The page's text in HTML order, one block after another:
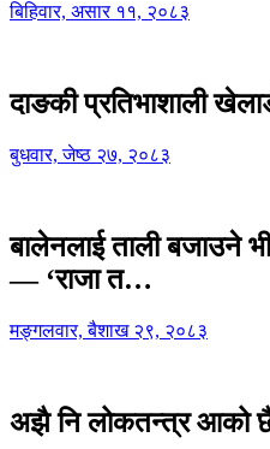
बिहिवार, असार ११, २०८३
दाङकी प्रतिभाशाली
बुधवार, जेष्ठ २७, २०८३
बालेनलाई ताली बजाउने
— ‘राजा त…
मङ्गलवार, बैशाख २९, २०८३
अझै नि लोकतन्त्र आको